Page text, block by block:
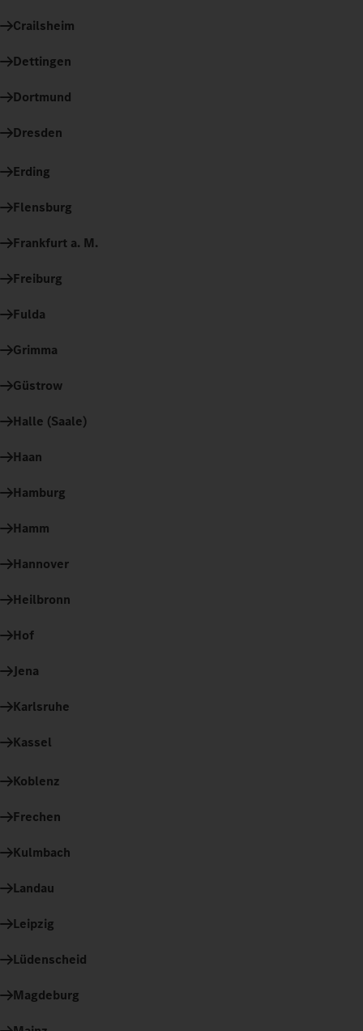
Crailsheim
Dettingen
Dortmund
Dresden
Erding
Flensburg
Frankfurt a. M.
Freiburg
Fulda
Grimma
Güstrow
Halle (Saale)
Haan
Hamburg
Hamm
Hannover
Heilbronn
Hof
Jena
Karlsruhe
Kassel
Koblenz
Frechen
Kulmbach
Landau
Leipzig
Lüdenscheid
Magdeburg